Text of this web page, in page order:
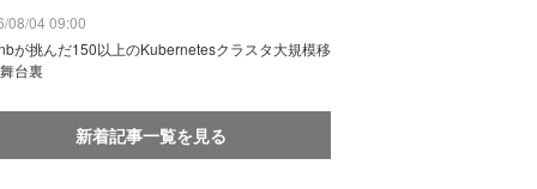
08/04 09:00
が挑んだ150以上のKubernetesクラスタ大規模移
台裏
新着記事一覧を見る